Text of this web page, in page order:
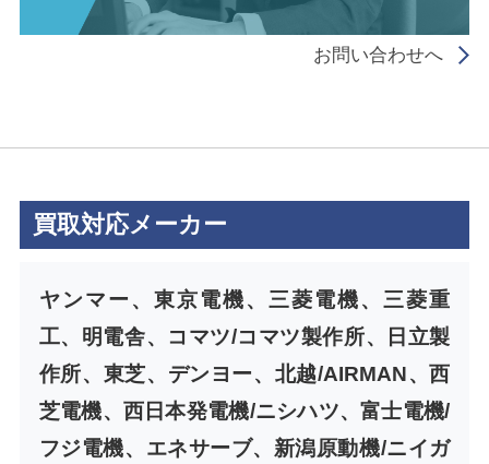
お問い合わせへ
買取対応メーカー
ヤンマー、東京電機、三菱電機、三菱重
工、明電舎、コマツ/コマツ製作所、日立製
作所、東芝、デンヨー、北越/AIRMAN、西
芝電機、西日本発電機/ニシハツ、富士電機/
フジ電機、エネサーブ、新潟原動機/ニイガ